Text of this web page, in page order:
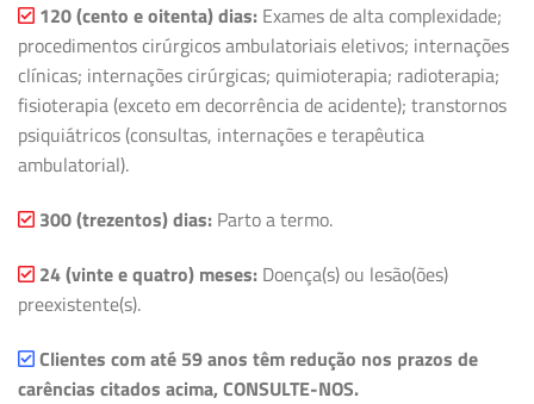
120 (cento e oitenta) dias: Exames de alta complexidade;
procedimentos cirúrgicos ambulatoriais eletivos; internações
clínicas; internações cirúrgicas; quimioterapia; radioterapia;
fisioterapia (exceto em decorrência de acidente); transtornos
psiquiátricos (consultas, internações e terapêutica
ambulatorial).
300 (trezentos) dias: Parto a termo.
24 (vinte e quatro) meses: Doença(s) ou lesão(ões)
preexistente(s).
Clientes com até 59 anos têm redução nos prazos de
carências citados acima, CONSULTE-NOS.